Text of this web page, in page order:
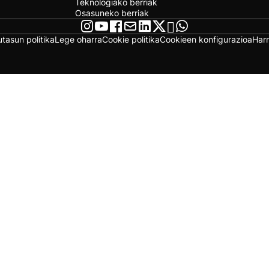
Teknologiako berriak
Osasuneko berriak
politikaLege oharraCookie politikaCookieen konfigurazioa